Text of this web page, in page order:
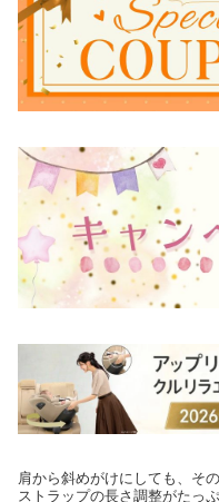
肩から斜めがけにしても、そ
ストラップの長さ調整がたっ